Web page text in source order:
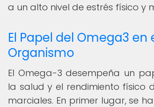
a un alto nivel de estrés físico y
El Papel del Omega3 en
Organismo
El Omega-3 desempeña un
la salud y el rendimiento físico
marciales. En primer lugar, se